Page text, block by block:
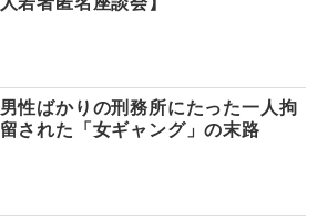
男性ばかりの刑務所にたった一人拘
留された「女ギャング」の末路